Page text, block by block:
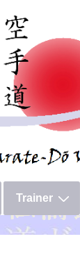
Trainer